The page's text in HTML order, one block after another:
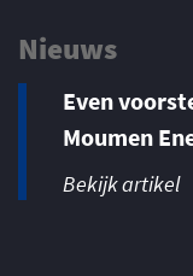
Nieuws
Even
Moumen
Bekijk artikel